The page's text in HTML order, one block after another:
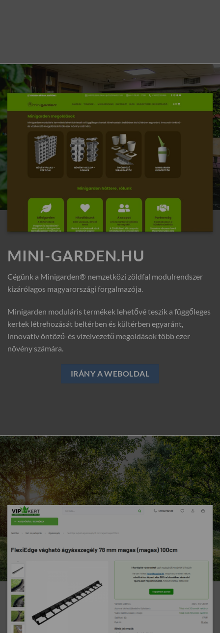
MINI-GARDEN.HU
Cégünk a Minigarden® nemzetközi zöldfal modulrendszer
kizárólagos magyarországi forgalmazója.
Minigarden moduláris termékek lehetővé teszik a függőleges
kertek létrehozását beltérben és kültérben egyaránt,
innovatív öntöző-és vízelvezető megoldások több ezer
növény számára.
IRÁNY A WEBOLDAL